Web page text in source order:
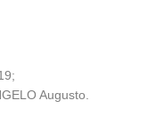
Augusto.